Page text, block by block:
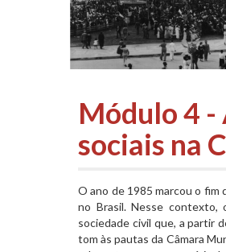
Módulo 4 -
sociais na
O ano de 1985 marcou o fim
no Brasil. Nesse contexto,
sociedade civil que, a partir
tom às pautas da Câmara